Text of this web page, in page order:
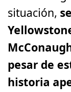
situación,
pesar de
historia